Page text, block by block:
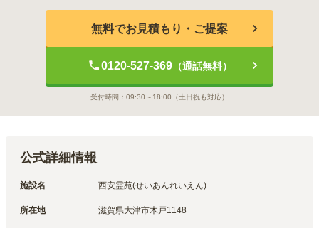
無料でお見積もり・ご提案
0120-527-369（通話無料）
受付時間： 09:30～18:00 （土日祝も対応）
公式詳細情報
施設名 西安霊苑(せいあんれいえん)
所在地 滋賀県大津市木戸1148